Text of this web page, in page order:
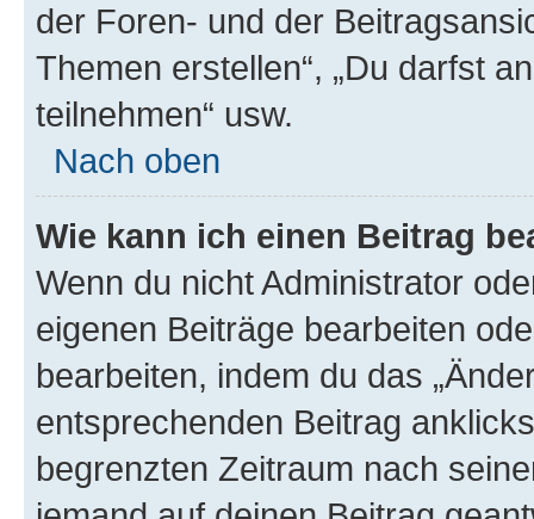
der Foren- und der
Themen erstellen“, „Du darfst
teilnehmen“ usw.
Nach oben
Wie kann ich einen Beitrag
Wenn du nicht Administrator
eigenen Beiträge bearbeiten
bearbeiten, indem du das
entsprechenden Beitrag
begrenzten Zeitraum nach